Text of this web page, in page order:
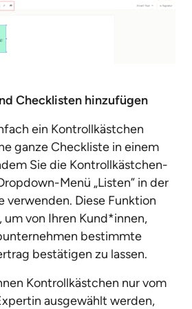
Checklisten hinzufügen
ein Kontrollkästchen
ganze Checkliste in einem
Sie die Kontrollkästchen-
Menü „Listen” in der
verwenden. Diese Funktion
von Ihren Kund*innen,
bestimmte
bestätigen zu lassen.
Kontrollkästchen nur vom
ausgewählt werden,